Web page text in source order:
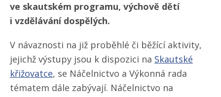
ve skautském programu, výchově dětí
i vzdělávání dospělých.
V návaznosti na již proběhlé či běžící aktivity,
jejichž výstupy jsou k dispozici na Skautské
křižovatce, se Náčelnictvo a Výkonná rada
tématem dále zabývají. Náčelnictvo na